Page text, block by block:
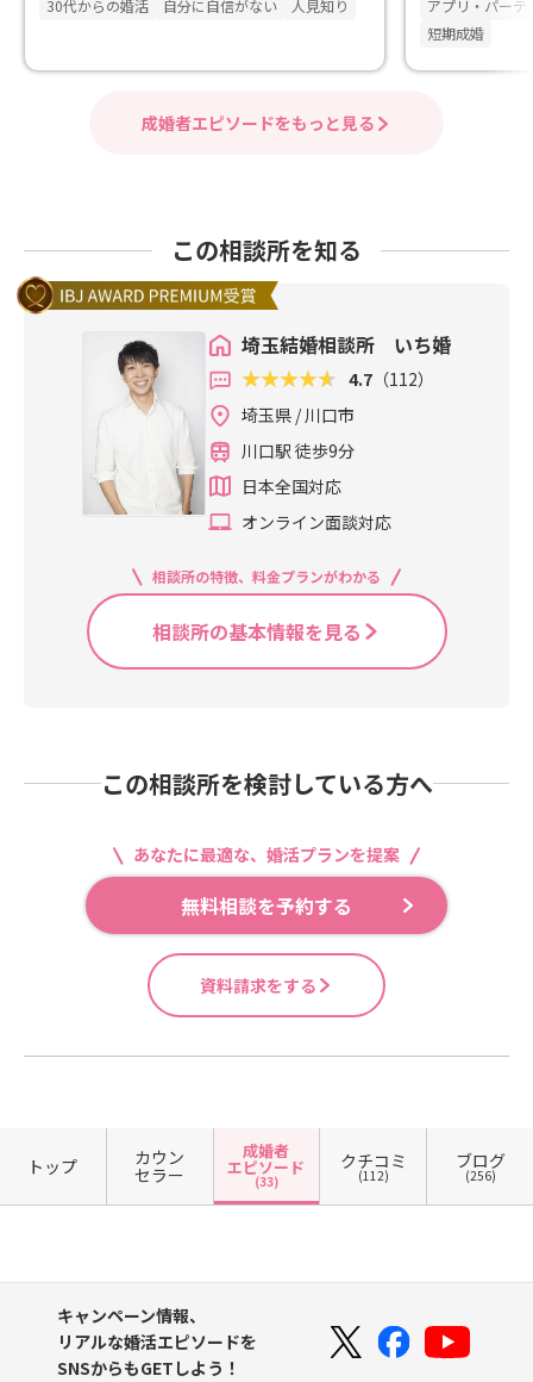
30代からの婚活 自分に自信がない 人見知り
アプリ・パーテ
短期成婚
成婚者エピソードをもっと見る
この相談所を知る
埼玉結婚相談所 いち婚
4.7 （112）
埼玉県 / 川口市
川口駅 徒歩9分
日本全国対応
オンライン面談対応
相談所の特徴、料金プランがわかる
相談所の基本情報を見る
この相談所を検討している方へ
あなたに最適な、婚活プランを提案
無料相談を予約する
資料請求をする
トップ カウン
セラー
成婚者
エピソード
(33)
クチコミ
(112)
ブログ
(256)
キャンペーン情報、
リアルな婚活エピソードを
SNSからもGETしよう！